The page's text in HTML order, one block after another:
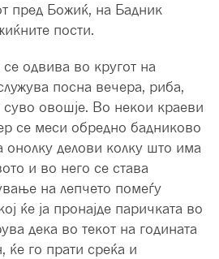
пред Божиќ, на Бадник
пости.
одвива во кругот на
посна вечера, риба,
суво овошје. Во некои краеви
се меси обредно бадниково
онолку делови колку што има
и во него се става
на лепчето помеѓу
ќе ја пронајде паричката во
дека во текот на годината
ќе го прати среќа и